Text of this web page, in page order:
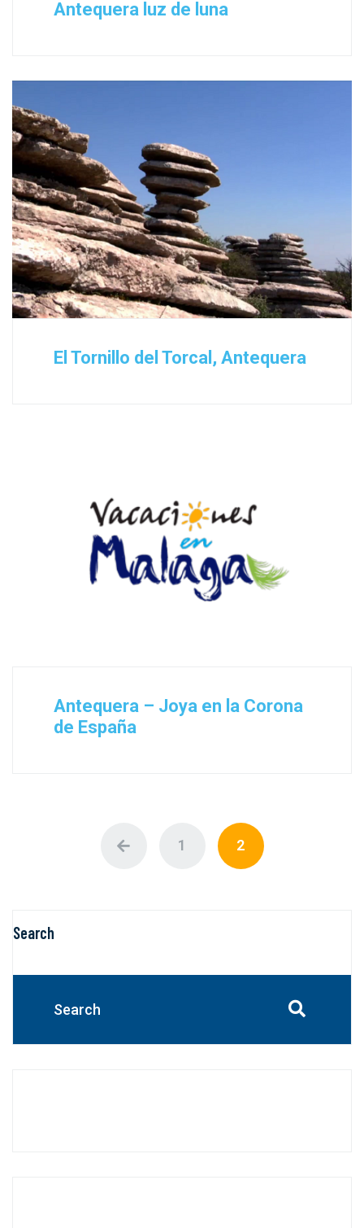
Antequera luz de luna
El Tornillo del Torcal, Antequera
Antequera – Joya en la Corona
de España
1 2
Search